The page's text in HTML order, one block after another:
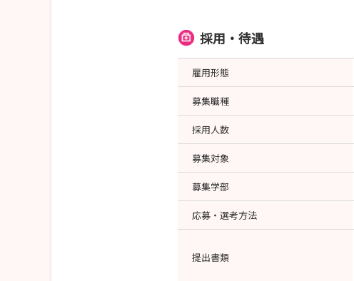
採用・待遇
雇用形態
募集職種
採用人数
募集対象
募集学部
応募・選考方法
提出書類